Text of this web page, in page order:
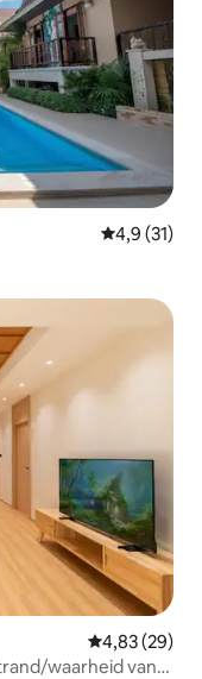
4,9 (31)
Gemiddelde
4,83 (29)
waarheid van